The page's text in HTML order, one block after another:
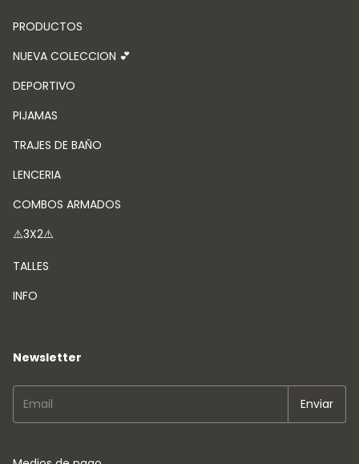
PRODUCTOS
NUEVA COLECCION 💕
DEPORTIVO
PIJAMAS
TRAJES DE BAÑO
LENCERIA
COMBOS ARMADOS
⚠️3X2⚠️
TALLES
INFO
Newsletter